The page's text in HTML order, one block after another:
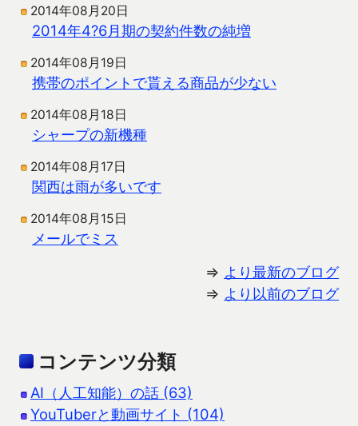
2014年08月20日
2014年4?6月期の契約件数の純増
2014年08月19日
携帯のポイントで貰える商品が少ない
2014年08月18日
シャープの新機種
2014年08月17日
関西は雨が多いです
2014年08月15日
メールでミス
⇒ より最新のブログ
⇒ より以前のブログ
コンテンツ分類
AI（人工知能）の話 (63)
YouTuberと動画サイト (104)